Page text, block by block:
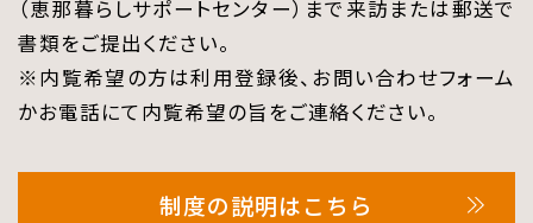
（恵那暮らしサポートセンター）まで来訪または郵送で
書類をご提出ください。
※内覧希望の方は利用登録後、お問い合わせフォーム
かお電話にて内覧希望の旨をご連絡ください。
制度の説明はこちら